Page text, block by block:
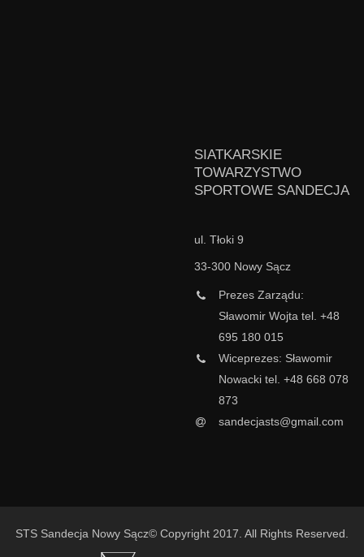
SIATKARSKIE
TOWARZYSTWO
SPORTOWE SANDECJA
ul. Tłoki 9
33-300 Nowy Sącz
Prezes Zarządu:
Sławomir Wojta tel. +48
695 180 015
Wiceprezes: Sławomir
Nowacki tel. +48 668 078
873
sandecjasts@gmail.com
STS Sandecja Nowy Sącz© Copyright 2017. All Rights Reserved.